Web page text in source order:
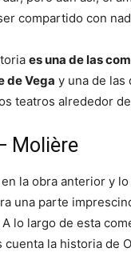
compartido con
es una de las
de Vega y una de las
teatros alrededor
Molière
la obra anterior y
una parte
lo largo de esta
cuenta la historia de